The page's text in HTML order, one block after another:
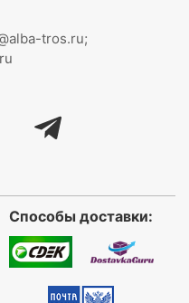
tros.ru;
Способы доставки: